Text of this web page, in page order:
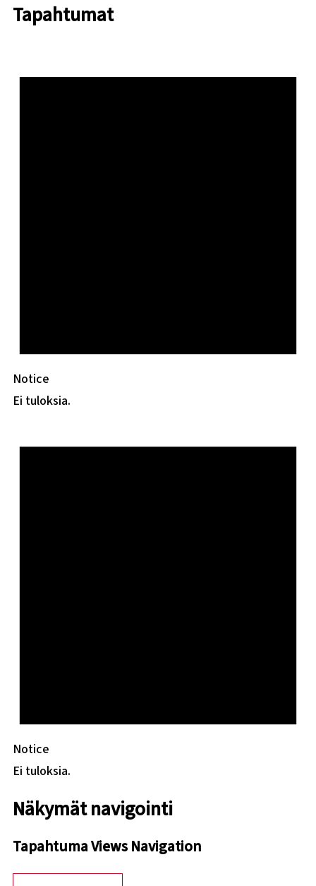
Tapahtumat
Notice
Ei tuloksia.
Notice
Ei tuloksia.
Näkymät navigointi
Tapahtuma Views Navigation